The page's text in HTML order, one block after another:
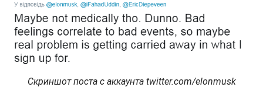
Скриншот поста с аккаунта twitter.com/elonmusk